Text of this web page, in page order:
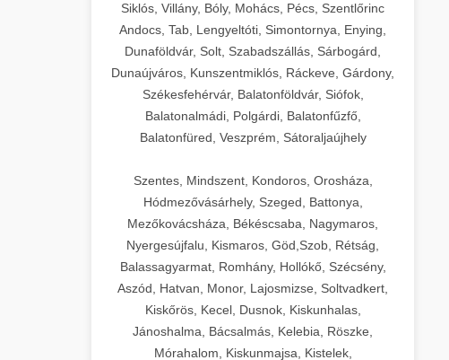
Siklós, Villány, Bóly, Mohács, Pécs, Szentlőrinc
Andocs, Tab, Lengyeltóti, Simontornya, Enying,
Dunaföldvár, Solt, Szabadszállás, Sárbogárd,
Dunaújváros, Kunszentmiklós, Ráckeve, Gárdony,
Székesfehérvár, Balatonföldvár, Siófok,
Balatonalmádi, Polgárdi, Balatonfűzfő,
Balatonfüred, Veszprém, Sátoraljaújhely
Szentes, Mindszent, Kondoros, Orosháza,
Hódmezővásárhely, Szeged, Battonya,
Mezőkovácsháza, Békéscsaba, Nagymaros,
Nyergesújfalu, Kismaros, Göd,Szob, Rétság,
Balassagyarmat, Romhány, Hollókő, Szécsény,
Aszód, Hatvan, Monor, Lajosmizse, Soltvadkert,
Kiskőrös, Kecel, Dusnok, Kiskunhalas,
Jánoshalma, Bácsalmás, Kelebia, Röszke,
Mórahalom, Kiskunmajsa, Kistelek,